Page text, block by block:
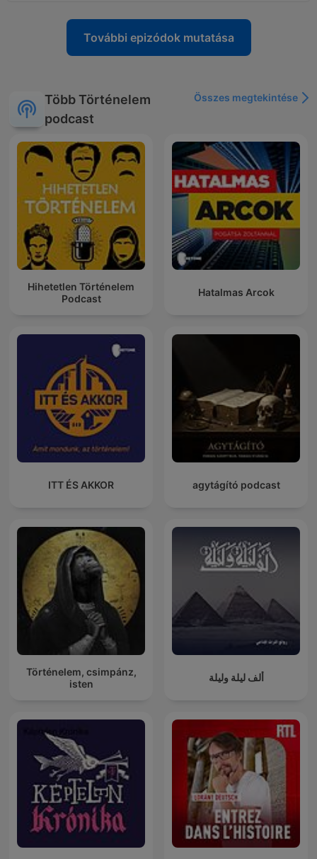
További epizódok mutatása
Több Történelem
podcast
Összes megtekintése
Hihetetlen Történelem
Podcast
Hatalmas Arcok
ITT ÉS AKKOR agytágító podcast
Történelem, csimpánz,
isten
ألف ليلة وليلة